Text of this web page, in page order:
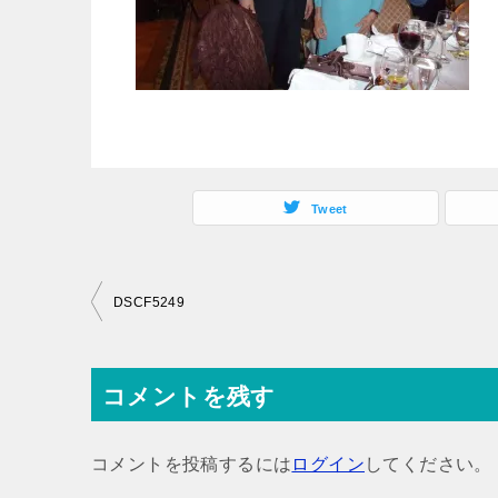
Tweet
投
ナ
ビ
ー
DSCF5249
コメントを残す
コメントを投稿するには ログイン してください。